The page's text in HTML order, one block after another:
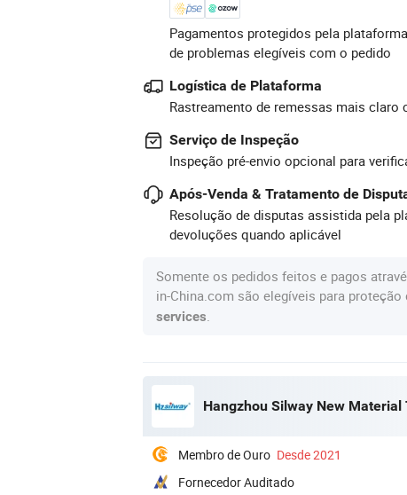
Pagamentos protegidos pela
de problemas elegíveis com o pedido
Logística de Plataforma
Rastreamento de remessas mais
Serviço de Inspeção
Inspeção pré-envio opcional para
Após-Venda & Tratamento de
Resolução de disputas assistida pela
devoluções quando aplicável
Somente os pedidos feitos e pagos
in-China.com são elegíveis para
services
Hangzhou Silway New Material
Membro de Ouro Desde 2021
Fornecedor Auditado